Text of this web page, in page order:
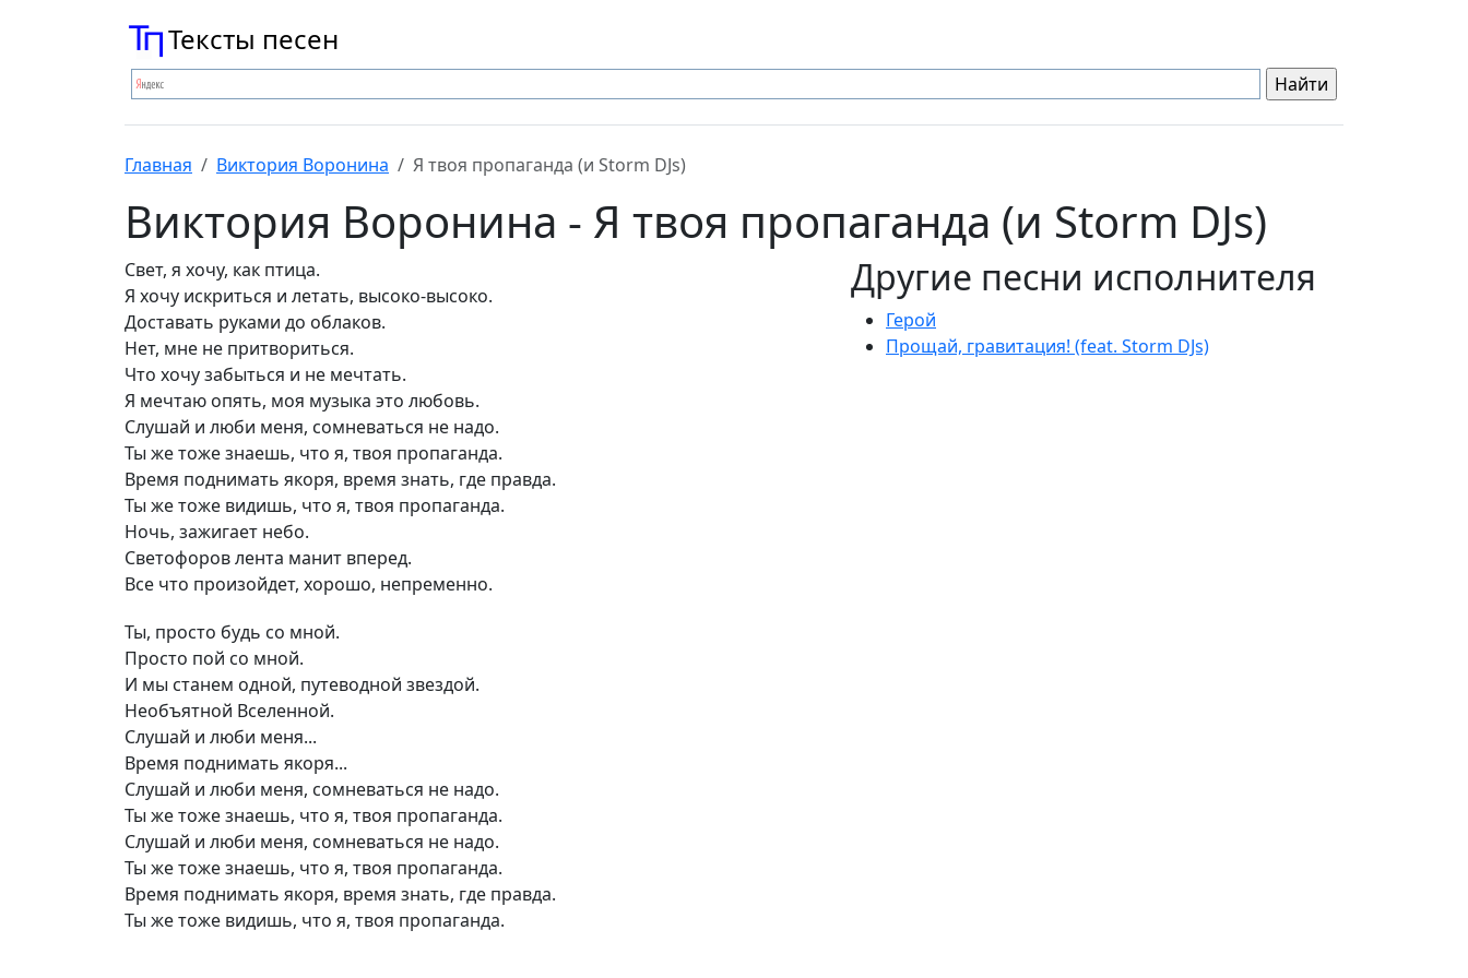
Тексты песен
Главная Виктория Воронина Я твоя пропаганда (и Storm DJs)
Виктория Воронина - Я твоя пропаганда (и Storm DJs)
Свет, я хочу, как птица.
Я хочу искриться и летать, высоко-высоко.
Доставать руками до облаков.
Нет, мне не притвориться.
Что хочу забыться и не мечтать.
Я мечтаю опять, моя музыка это любовь.
Слушай и люби меня, сомневаться не надо.
Ты же тоже знаешь, что я, твоя пропаганда.
Время поднимать якоря, время знать, где правда.
Ты же тоже видишь, что я, твоя пропаганда.
Ночь, зажигает небо.
Светофоров лента манит вперед.
Все что произойдет, хорошо, непременно.
Ты, просто будь со мной.
Просто пой со мной.
И мы станем одной, путеводной звездой.
Необъятной Вселенной.
Слушай и люби меня...
Время поднимать якоря...
Слушай и люби меня, сомневаться не надо.
Ты же тоже знаешь, что я, твоя пропаганда.
Слушай и люби меня, сомневаться не надо.
Ты же тоже знаешь, что я, твоя пропаганда.
Время поднимать якоря, время знать, где правда.
Ты же тоже видишь, что я, твоя пропаганда.
Другие песни исполнителя
Герой
Прощай, гравитация! (feat. Storm DJs)